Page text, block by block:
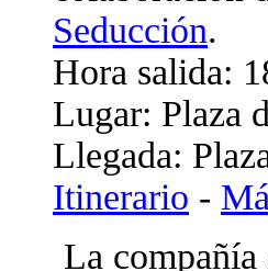
Seducción.
Hora salida:
Lugar: Plaza
Llegada:
Itinerario -
La compañía